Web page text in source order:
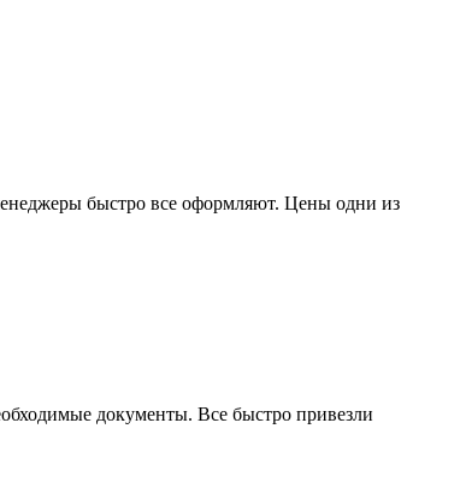
быстро все оформляют. Цены одни из
документы. Все быстро привезли